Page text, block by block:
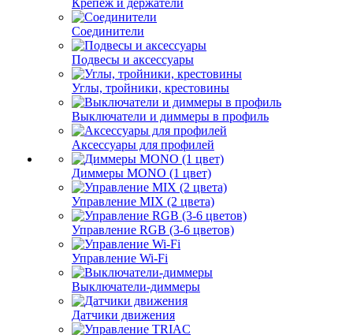
Крепёж и держатели
Соединители
Подвесы и аксессуары
Углы, тройники, крестовины
Выключатели и диммеры в профиль
Аксессуары для профилей
Диммеры MONO (1 цвет)
Управление MIX (2 цвета)
Управление RGB (3-6 цветов)
Управление Wi-Fi
Выключатели-диммеры
Датчики движения